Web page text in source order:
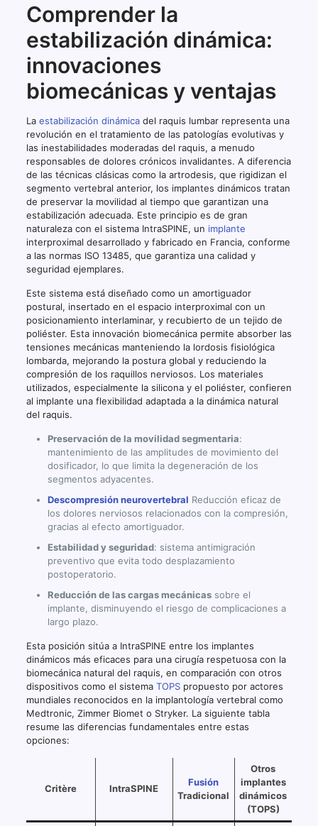
Comprender la
estabilización dinámica:
innovaciones
biomecánicas y ventajas
La estabilización dinámicadel raquis lumbar representa una
revolución en el tratamiento de las patologías evolutivas y
las inestabilidades moderadas del raquis, a menudo
responsables de dolores crónicos invalidantes. A diferencia
de las técnicas clásicas como la artrodesis, que rigidizan el
segmento vertebral anterior, los implantes dinámicos tratan
de preservar la movilidad al tiempo que garantizan una
estabilización adecuada. Este principio es de gran
naturaleza con el sistema IntraSPINE, un implante
interproximal desarrollado y fabricado en Francia, conforme
a las normas ISO 13485, que garantiza una calidad y
seguridad ejemplares.
Este sistema está diseñado como un amortiguador
postural, insertado en el espacio interproximal con un
posicionamiento interlaminar, y recubierto de un tejido de
poliéster. Esta innovación biomecánica permite absorber las
tensiones mecánicas manteniendo la lordosis fisiológica
lombarda, mejorando la postura global y reduciendo la
compresión de los raquillos nerviosos. Los materiales
utilizados, especialmente la silicona y el poliéster, confieren
al implante una flexibilidad adaptada a la dinámica natural
del raquis.
Preservación de la movilidad segmentaria:
mantenimiento de las amplitudes de movimiento del
dosificador, lo que limita la degeneración de los
segmentos adyacentes.
Descompresión neurovertebral Reducción eficaz de
los dolores nerviosos relacionados con la compresión,
gracias al efecto amortiguador.
Estabilidad y seguridad: sistema antimigración
preventivo que evita todo desplazamiento
postoperatorio.
Reducción de las cargas mecánicassobre el
implante, disminuyendo el riesgo de complicaciones a
largo plazo.
Esta posición sitúa a IntraSPINE entre los implantes
dinámicos más eficaces para una cirugía respetuosa con la
biomecánica natural del raquis, en comparación con otros
dispositivos como el sistema TOPSpropuesto por actores
mundiales reconocidos en la implantología vertebral como
Medtronic, Zimmer Biomet o Stryker. La siguiente tabla
resume las diferencias fundamentales entre estas
opciones:
Critère IntraSPINE
Fusión
Tradicional
Otros
implantes
dinámicos
(TOPS)